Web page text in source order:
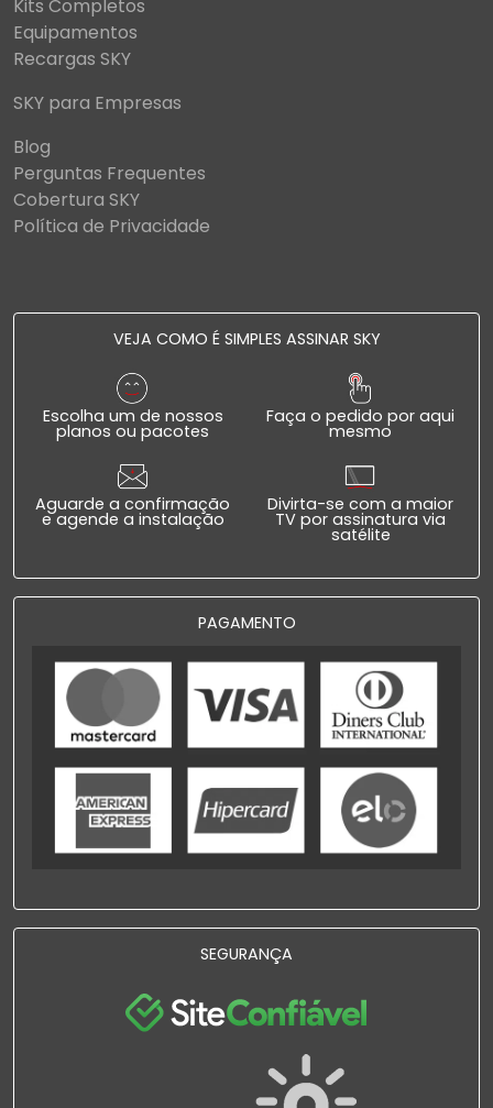
Kits Completos
Equipamentos
Recargas SKY
SKY para Empresas
Blog
Perguntas Frequentes
Cobertura SKY
Política de Privacidade
VEJA COMO É SIMPLES ASSINAR SKY
Escolha um de nossos
planos ou pacotes
Faça o pedido por aqui
mesmo
Aguarde a confirmação
e agende a instalação
Divirta-se com a maior
TV por assinatura via
satélite
PAGAMENTO
SEGURANÇA